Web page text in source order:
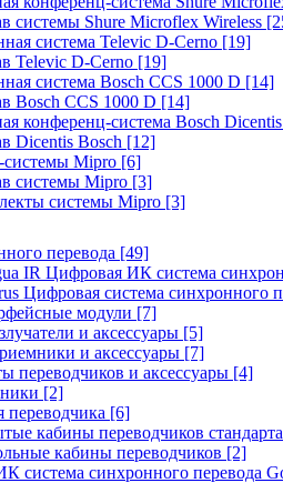
системы Shure Microflex Wireless
система Televic D-Cerno [19]
Televic D-Cerno [19]
система Bosch CCS 1000 D [14]
Bosch CCS 1000 D [14]
конференц-система Bosch Dicentis
Dicentis Bosch [12]
Mipro [6]
системы Mipro [3]
системы Mipro [3]
перевода [49]
IR Цифровая ИК система
Цифровая система синхронного
модули [7]
и аксессуары [5]
и аксессуары [7]
переводчиков и аксессуары [4]
[2]
[6]
кабины переводчиков
кабины переводчиков [2]
система синхронного перевода